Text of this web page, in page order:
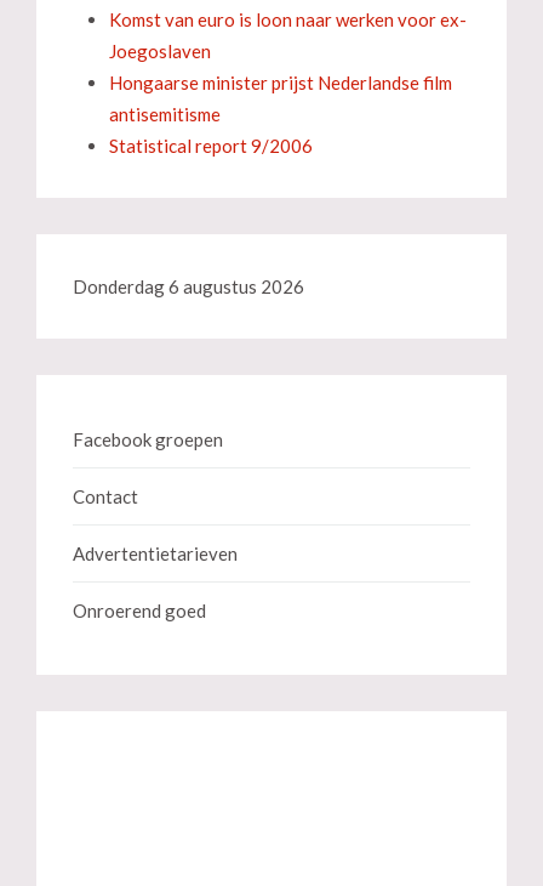
Komst van euro is loon naar werken voor ex-
Joegoslaven
Hongaarse minister prijst Nederlandse film
antisemitisme
Statistical report 9/2006
Donderdag 6 augustus 2026
Facebook groepen
Contact
Advertentietarieven
Onroerend goed